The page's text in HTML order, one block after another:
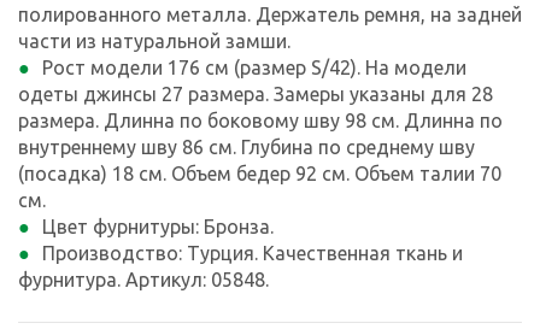
полированного металла. Держатель ремня, на задней
части из натуральной замши.
Рост модели 176 см (размер S/42). На модели
одеты джинсы 27 размера. Замеры указаны для 28
размера. Длинна по боковому шву 98 см. Длинна по
внутреннему шву 86 см. Глубина по среднему шву
(посадка) 18 см. Объем бедер 92 см. Объем талии 70
см.
Цвет фурнитуры: Бронза.
Производство: Турция. Качественная ткань и
фурнитура. Артикул: 05848.